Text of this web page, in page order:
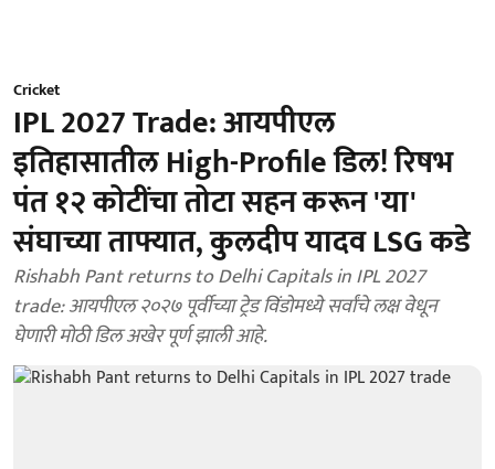
Cricket
IPL 2027 Trade: आयपीएल
इतिहासातील High-Profile डिल! रिषभ
पंत १२ कोटींचा तोटा सहन करून 'या'
संघाच्या ताफ्यात, कुलदीप यादव LSG कडे
Rishabh Pant returns to Delhi Capitals in IPL 2027
trade: आयपीएल २०२७ पूर्वीच्या ट्रेड विंडोमध्ये सर्वांचे लक्ष वेधून
घेणारी मोठी डिल अखेर पूर्ण झाली आहे.